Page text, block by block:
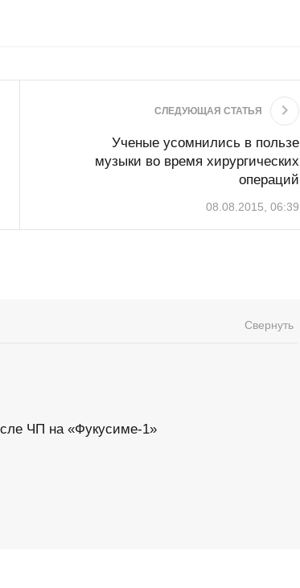
СЛЕДУЮЩАЯ СТАТЬЯ
Ученые усомнились в пользе
музыки во время хирургических
операций
08.08.2015, 06:39
Свернуть
ЧП на «Фукусиме-1»